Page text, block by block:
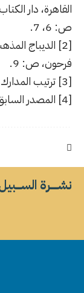
ص: 6، 7.
[2]
الديباج
فرحون، ص: 9.
[3]
ترتيب المدارك
[4]
المصدر
نشــــــرة